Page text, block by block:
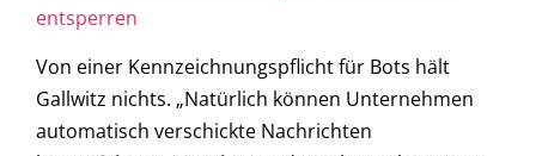
entsperren
Von einer Kennzeichnungspflicht für Bots hält
Gallwitz nichts. „Natürlich können Unternehmen
automatisch verschickte Nachrichten